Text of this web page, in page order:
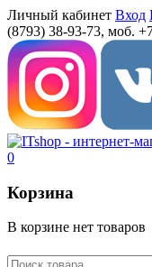
Личный кабинет Вход
(8793) 38-93-73, моб.
0
Корзина
В корзине нет товаров